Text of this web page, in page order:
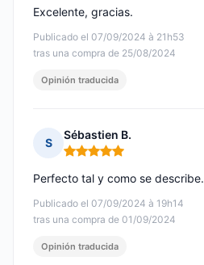
Publicado el 07/09/2024 à 21h53
tras una compra de 25/08/2024
Excelente, gracias.
Opinión traducida
S
Sébastien B.
Nota: 5 de 5
Publicado el 07/09/2024 à 19h14
tras una compra de 01/09/2024
Perfecto tal y como se describe.
Opinión traducida